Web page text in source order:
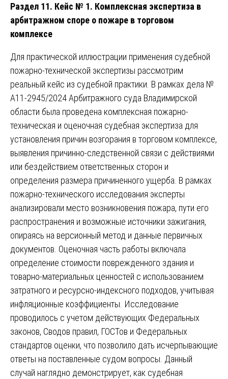
Раздел 11. Кейс № 1. Комплексная экспертиза в
арбитражном споре о пожаре в торговом
комплексе
Для практической иллюстрации применения судебной
пожарно-технической экспертизы рассмотрим
реальный кейс из судебной практики. В рамках дела №
А11-2945/2024 Арбитражного суда Владимирской
области была проведена комплексная пожарно-
техническая и оценочная судебная экспертиза для
установления причин возгорания в торговом комплексе,
выявления причинно-следственной связи с действиями
или бездействием ответственных сторон и
определения размера причиненного ущерба. В рамках
пожарно-технического исследования эксперты
анализировали место возникновения пожара, пути его
распространения и возможные источники зажигания,
опираясь на версионный метод и данные первичных
документов. Оценочная часть работы включала
определение стоимости поврежденного здания и
товарно-материальных ценностей с использованием
затратного и ресурсно-индексного подходов, учитывая
инфляционные коэффициенты. Исследование
проводилось с учетом действующих Федеральных
законов, Сводов правил, ГОСТов и Федеральных
стандартов оценки, что позволило дать исчерпывающие
ответы на поставленные судом вопросы. Данный
случай наглядно демонстрирует, как судебная